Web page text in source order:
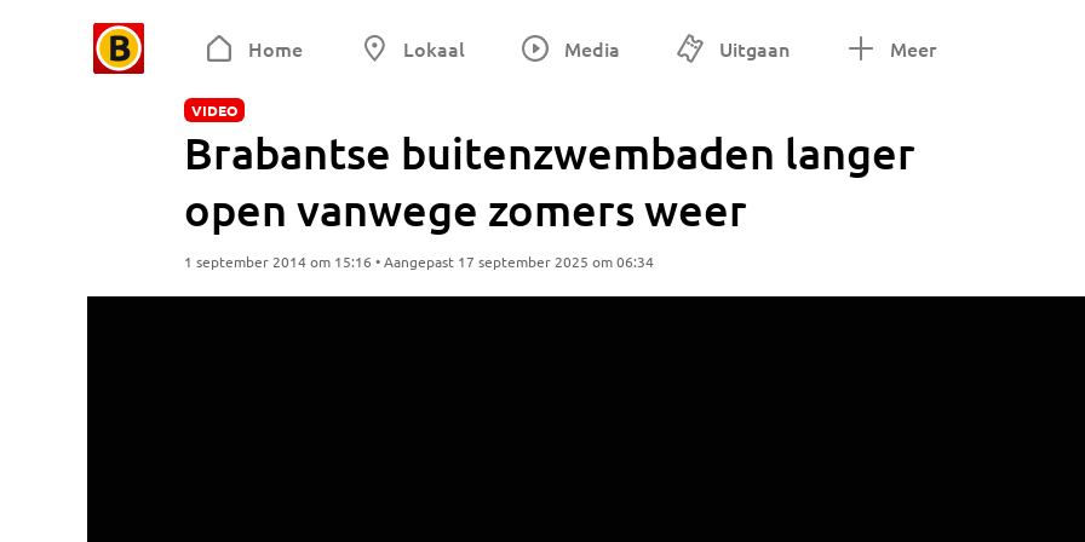
Home Lokaal Media Uitgaan Meer
VIDEO
Brabantse buitenzwembaden langer
open vanwege zomers weer
1 september 2014 om 15:16 • Aangepast 17 september 2025 om 06:34